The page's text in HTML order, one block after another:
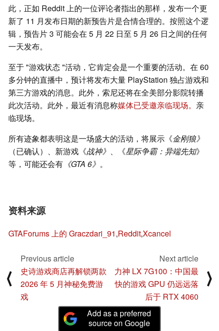
此，正如 Reddit 上的一位评论者指出的那样，发布一个更
新了 11 月发布日期的新预告片是合情合理的。按照这个逻
辑，预告片 3 可能会在 5 月 22 日至 5 月 26 日之间的任何
一天发布。
至于 "游戏状态 "活动，它肯定会是一个重要的活动。在 60
多分钟的直播中，预计将发布大量 PlayStation 独占游戏和
第三方游戏的消息。此外，索尼还将在全美部分影院转播
此次活动。此外，最近有消息称媒体已受邀亲临现场。 亲
临现场。
所有迹象都表明这是一场盛大的活动，将展示《金刚狼》
（已确认）、新游戏《战神》 、《星际争霸：异端先知》
等，可能还会有 《GTA 6》 。
资料来源
GTAForums 上的 Graczdari_91,Reddit,Xcancel
⟨
Previous article
史诗游戏商店再解锁两款
2026 年 5 月神秘免费游
戏
Next article
力神 LX 7G100：中国最
快的游戏 GPU 仍远远落
后于 RTX 4060
⟩
Add as a preferred
source on Google